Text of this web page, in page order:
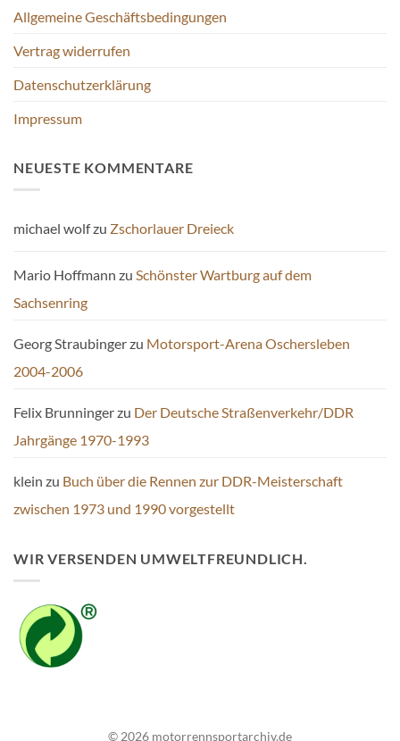
Allgemeine Geschäftsbedingungen
Vertrag widerrufen
Datenschutzerklärung
Impressum
NEUESTE KOMMENTARE
michael wolfzu Zschorlauer Dreieck
Mario Hoffmann zu Schönster Wartburg auf dem
Sachsenring
Georg Straubingerzu Motorsport-Arena Oschersleben
2004-2006
Felix Brunningerzu Der Deutsche Straßenverkehr/DDR
Jahrgänge 1970-1993
klein zu Buch über die Rennen zur DDR-Meisterschaft
zwischen 1973 und 1990 vorgestellt
WIR VERSENDEN UMWELTFREUNDLICH.
© 2026 motorrennsportarchiv.de